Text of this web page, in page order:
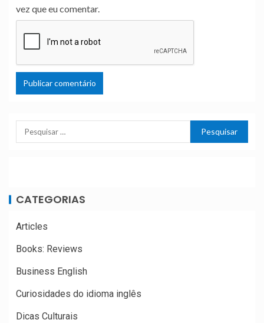
vez que eu comentar.
CATEGORIAS
Articles
Books: Reviews
Business English
Curiosidades do idioma inglês
Dicas Culturais